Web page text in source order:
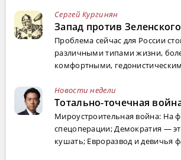
Сергей Кургинян
Запад против
Проблема сейчас для России
различными типами жизни,
комфортными,
Новости недели
Тотально-точечная
Мироустроительная война: На
спецоперации; Демократия —
кушать; Евроразвод и девичья